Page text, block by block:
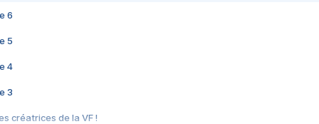
6
5
4
3
créatrices de la VF !